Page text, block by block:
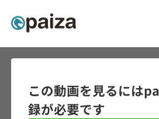
求人検索
未経験転職
この動画を見るには
録が必要です